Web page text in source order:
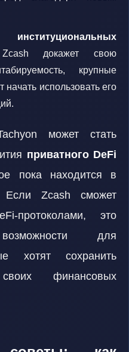
докажет свою
крупные
использовать его
может стать
приватного DeFi
пока находится в
Если Zcash сможет
протоколами, это
для
хотят сохранить
своих финансовых